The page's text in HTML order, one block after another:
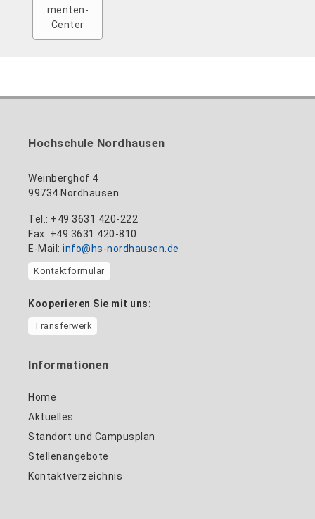
menten-
Center
Hochschule Nordhausen
Weinberghof 4
99734 Nordhausen
Tel.: +49 3631 420-222
Fax: +49 3631 420-810
E-Mail: info@hs-nordhausen.de
Kontaktformular
Kooperieren Sie mit uns:
Transferwerk
Informationen
Home
Aktuelles
Standort und Campusplan
Stellenangebote
Kontaktverzeichnis